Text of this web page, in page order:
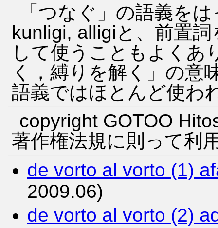
「つなぐ」の語義を
kunligi, alligiと、前置
して使うこともよくあ
く，縛りを解く」の意
語義ではほとんど使わ
copyright GOTOO
著作権法規に則って利
de vorto al vorto (1)
2009.06)
de vorto al vorto (2)